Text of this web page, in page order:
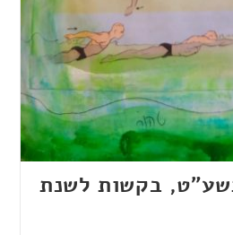
בקשות לשנת